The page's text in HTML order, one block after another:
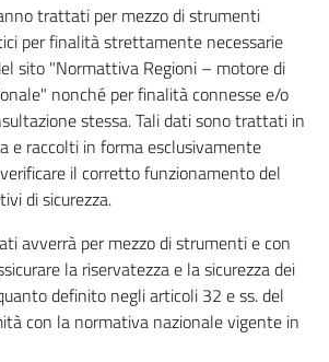
trattati per mezzo di strumenti
per finalità strettamente necessarie
sito "Normattiva Regioni – motore di
nonché per finalità connesse e/o
stessa. Tali dati sono trattati in
e raccolti in forma esclusivamente
il corretto funzionamento del
di sicurezza.
avverrà per mezzo di strumenti e con
la riservatezza e la sicurezza dei
definito negli articoli 32 e ss. del
con la normativa nazionale vigente in